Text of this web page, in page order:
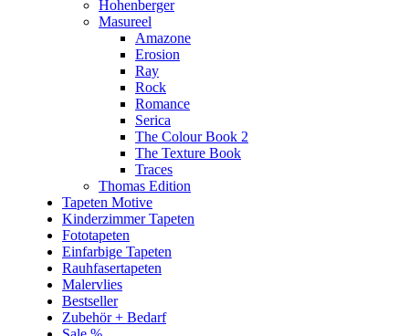
Hohenberger
Masureel
Amazone
Erosion
Ray
Rock
Romance
Serica
The Colour Book 2
The Texture Book
Traces
Thomas Edition
Tapeten Motive
Kinderzimmer Tapeten
Fototapeten
Einfarbige Tapeten
Rauhfasertapeten
Malervlies
Bestseller
Zubehör + Bedarf